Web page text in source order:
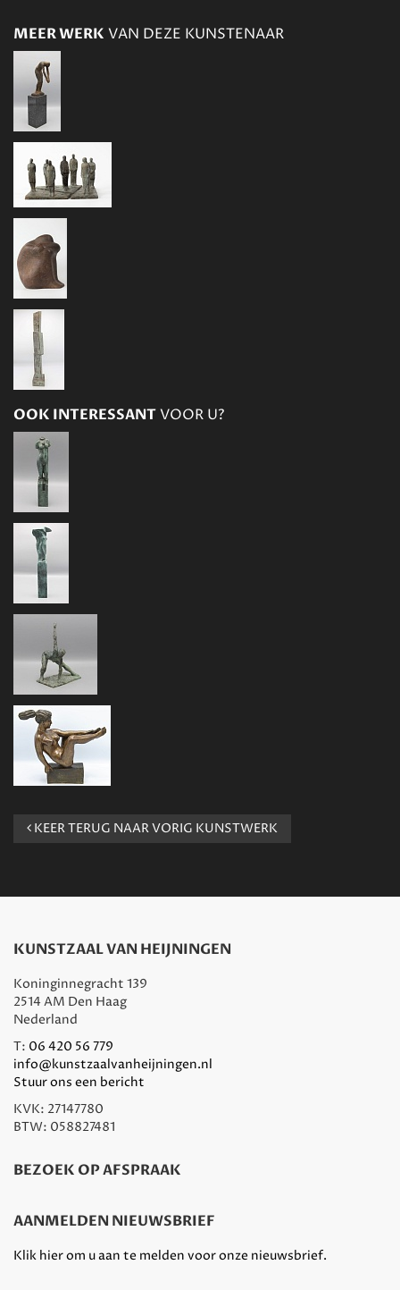
MEER WERK VAN DEZE KUNSTENAAR
OOK INTERESSANTVOOR U?
KEER TERUG NAAR VORIG KUNSTWERK
KUNSTZAAL VAN HEIJNINGEN
Koninginnegracht 139
2514 AM Den Haag
Nederland
T: 06 420 56 779
info@kunstzaalvanheijningen.nl
Stuur ons een bericht
KVK: 27147780
BTW: 058827481
BEZOEK OP AFSPRAAK
AANMELDEN NIEUWSBRIEF
Klik hier om u aan te melden voor onze nieuwsbrief.